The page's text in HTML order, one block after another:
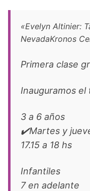
«Evelyn Altinier:
NevadaKronos
Primera clase
Inauguramos el
3 a 6 años
✔️Martes y
17.15 a 18 hs
Infantiles
7 en adelante